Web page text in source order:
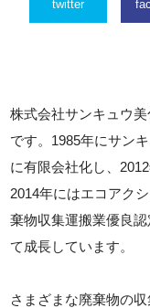
twitter
株式会社サンキュウ
です。1985年にサン
に有限会社化し、
2014年にはエコアク
棄物収集運搬業優良
て成長しています。
さまざまな廃棄物の